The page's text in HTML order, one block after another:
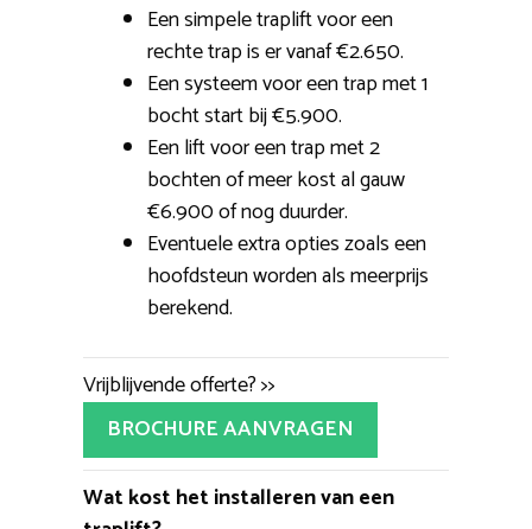
Een simpele traplift voor een
rechte trap is er vanaf €2.650.
Een systeem voor een trap met 1
bocht start bij €5.900.
Een lift voor een trap met 2
bochten of meer kost al gauw
€6.900 of nog duurder.
Eventuele extra opties zoals een
hoofdsteun worden als meerprijs
berekend.
Vrijblijvende offerte? >>
BROCHURE AANVRAGEN
Wat kost het installeren van een